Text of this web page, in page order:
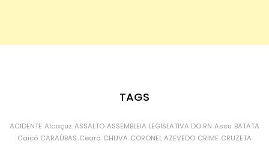
TAGS
ACIDENTE Alcaçuz ASSALTO ASSEMBLEIA LEGISLATIVA DO RN Assu BATATA
Caicó CARAÚBAS Ceará CHUVA CORONEL AZEVEDO CRIME CRUZETA